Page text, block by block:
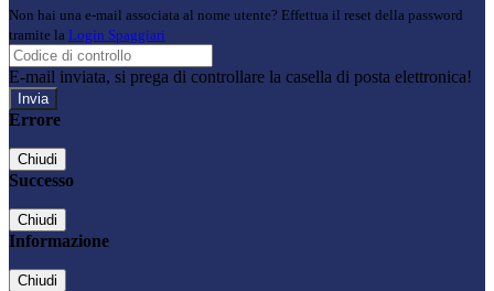
Non hai una e-mail associata al nome utente? Effettua il reset della password
tramite la Login Spaggiari
E-mail inviata, si prega di controllare la casella di posta elettronica!
Errore
Chiudi
Successo
Chiudi
Informazione
Chiudi